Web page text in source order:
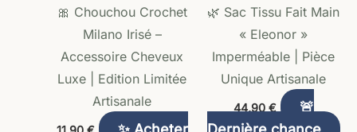
🎀 Chouchou Crochet
Milano Irisé –
Accessoire Cheveux
Luxe | Edition Limitée
Artisanale
🌿 Sac Tissu Fait Main
« Eleonor »
Imperméable | Pièce
Unique Artisanale
44,90 €
🚨